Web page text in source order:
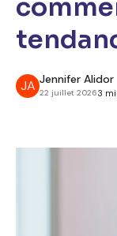
JA Jennifer Alidor
22 juillet 20263